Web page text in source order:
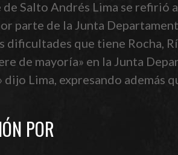
Salto Andrés Lima se refirió
parte de la Junta
dificultades que tiene Rocha,
de mayoría» en la Junta
Lima, expresando además
POR